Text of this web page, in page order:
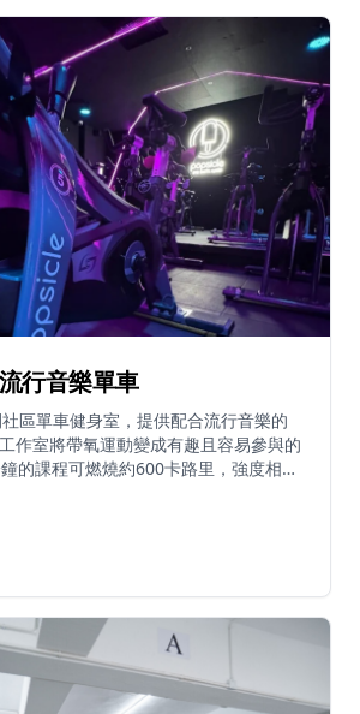
賽直播觀賞和微醺派對等，建立充滿活
群。設施提供運動後放鬆的配套。
行音樂單車
區單車健身室，提供配合流行音樂的
作室將帶氧運動變成有趣且容易參與的
的課程可燃燒約600卡路里，強度相當
語流行曲、K-pop、西方流行音樂等。
課程通常包括10分鐘介紹及50分鐘騎